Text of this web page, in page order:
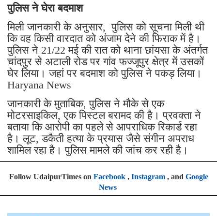
पुलिस ने घेरा बदमाश
मिली जानकारी के अनुसार, पुलिस को सूचना मिली थी
कि वह किसी वारदात को अंजाम देने की फिराक में है।
पुलिस ने 21/22 मई की रात को थाना छांयसा के अंतर्गत
चांदपुर से अटाली रोड पर गांव फज्जूपुर क्षेत्र में उसकों
घेर लिया। जहां पर बदमाश को पुलिस ने पकड़ लिया।
Haryana News
जानकारी के मुताबिक, पुलिस ने मौके से एक
मोटरसाइकिल, एक पिस्टल बरामद की है। प्रवक्ता ने
बताया कि आरोपी का पहले से आपराधिक रिकार्ड रहा
है। लूट, डकैती हत्या के प्रयास जैसे संगीन अपराध
शामिल रहा है। पुलिस मामले की जांच कर रही है।
Follow UdaipurTimes on Facebook, Instagram, and Google
News